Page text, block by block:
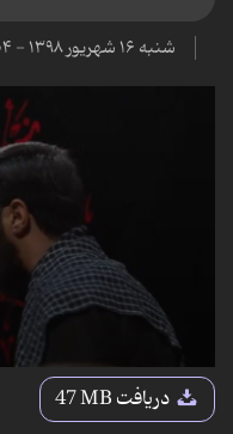
شنبه ۱۶ شهریور ۱۳۹۸ - ۱۶:۰۴
دریافت47 MB